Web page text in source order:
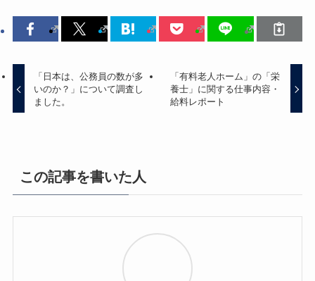
「日本は、公務員の数が多
いのか？」について調査し
ました。
「有料老人ホーム」の「栄
養士」に関する仕事内容・
給料レポート
この記事を書いた人